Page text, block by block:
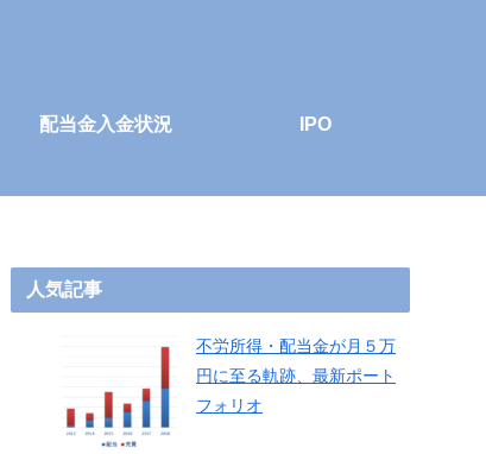
配当金入金状況 IPO
人気記事
不労所得・配当金が月５万
円に至る軌跡、最新ポート
フォリオ